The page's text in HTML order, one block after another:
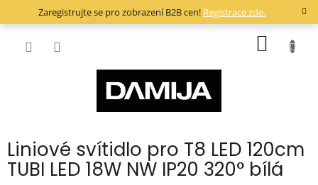
Zaregistrujte se pro zobrazení B2B cen! Registrace zde.
CZK
Liniové svítidlo pro T8 LED 120cm
TUBI LED 18W NW IP20 320° bílá